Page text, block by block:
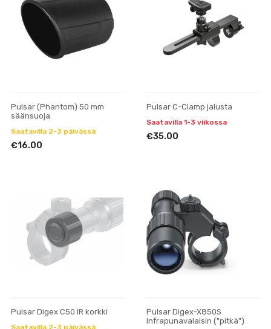
Pulsar (Phantom) 50 mm
säänsuoja
Saatavilla 2-3 päivässä
€16.00
Pulsar C-Clamp jalusta
Saatavilla 1-3 viikossa
€35.00
Pulsar Digex C50 IR korkki
Saatavilla 2-3 päivässä
Pulsar Digex-X850S
Infrapunavalaisin ("pitkä")